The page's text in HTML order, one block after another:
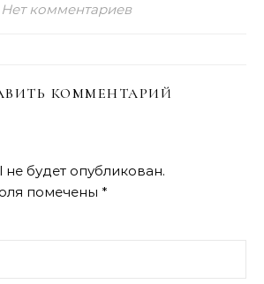
Нет комментариев
КОММЕНТАРИЙ
будет опубликован.
помечены *